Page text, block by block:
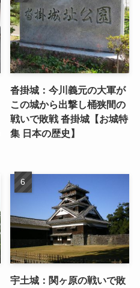
沓掛城：今川義元の大軍が
この城から出撃し桶狭間の
戦いで敗戦 沓掛城【お城特
集 日本の歴史】
宇土城：関ヶ原の戦いで敗